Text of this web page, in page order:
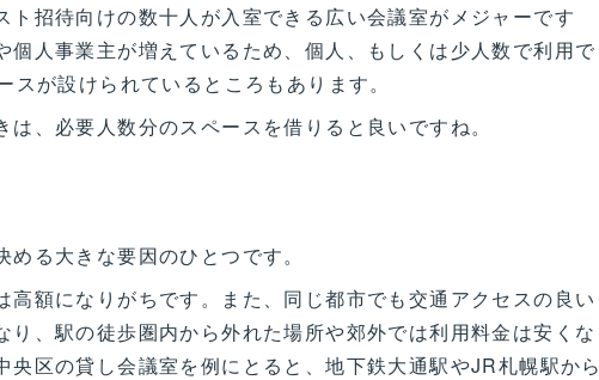
ト招待向けの数十人が入室できる広い会議室がメジャーです
個人事業主が増えているため、個人、もしくは少人数で利用で
が設けられているところもあります。
、必要人数分のスペースを借りると良いですね。
る大きな要因のひとつです。
高額になりがちです。また、同じ都市でも交通アクセスの良い
り、駅の徒歩圏内から外れた場所や郊外では利用料金は安くな
央区の貸し会議室を例にとると、地下鉄大通駅やJR札幌駅から